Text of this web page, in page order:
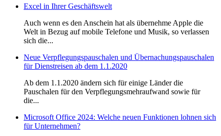
Excel in Ihrer Geschäftswelt
Auch wenn es den Anschein hat als übernehme Apple die
Welt in Bezug auf mobile Telefone und Musik, so verlassen
sich die...
Neue Verpflegungspauschalen und Übernachungspauschalen
für Dienstreisen ab dem 1.1.2020
Ab dem 1.1.2020 ändern sich für einige Länder die
Pauschalen für den Verpflegungsmehraufwand sowie für
die...
Microsoft Office 2024: Welche neuen Funktionen lohnen sich
für Unternehmen?